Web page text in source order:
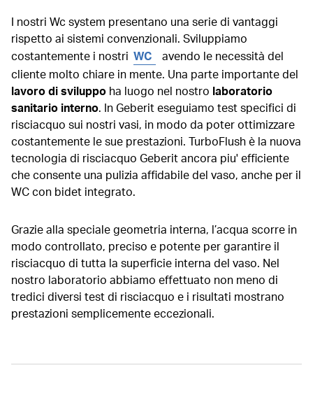
I nostri Wc system presentano una serie di vantaggi
rispetto ai sistemi convenzionali. Sviluppiamo
costantemente i nostri WC
avendo le necessità del
cliente molto chiare in mente. Una parte importante del
lavoro di sviluppo ha luogo nel nostro laboratorio
sanitario interno. In Geberit eseguiamo test specifici di
risciacquo sui nostri vasi, in modo da poter ottimizzare
costantemente le sue prestazioni. TurboFlush è la nuova
tecnologia di risciacquo Geberit ancora piu' efficiente
che consente una pulizia affidabile del vaso, anche per il
WC con bidet integrato.
Grazie alla speciale geometria interna, l’acqua scorre in
modo controllato, preciso e potente per garantire il
risciacquo di tutta la superficie interna del vaso. Nel
nostro laboratorio abbiamo effettuato non meno di
tredici diversi test di risciacquo e i risultati mostrano
prestazioni semplicemente eccezionali.